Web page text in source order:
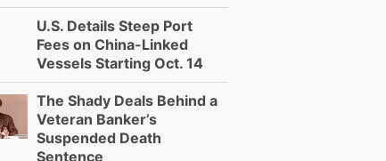
U.S. Details Steep Port
Fees on China-Linked
Vessels Starting Oct. 14
The Shady Deals Behind a
Veteran Banker’s
Suspended Death
Sentence